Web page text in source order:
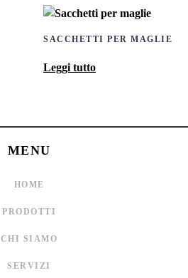
SACCHETTI PER MAGLIE
Leggi tutto
MENU
HOME
PRODOTTI
CHI SIAMO
SERVIZI